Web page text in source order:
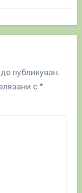
публикуван.
с *